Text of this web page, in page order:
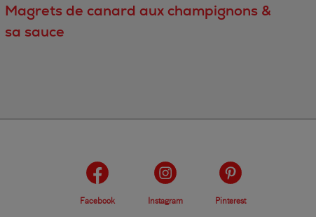
Magrets de canard aux champignons &
sa sauce
Facebook Instagram Pinterest